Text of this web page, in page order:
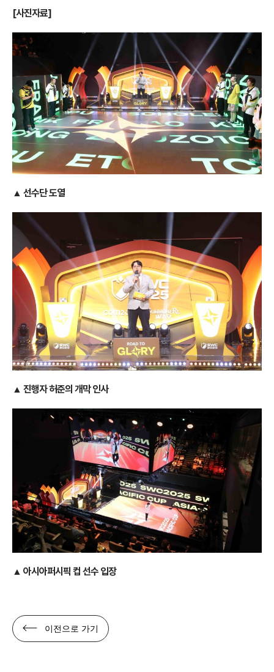
[사진자료]
▲ 선수단 도열
▲ 진행자 허준의 개막 인사
▲ 아시아퍼시픽 컵 선수 입장
이전으로 가기